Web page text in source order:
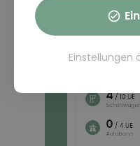
Einstellungen